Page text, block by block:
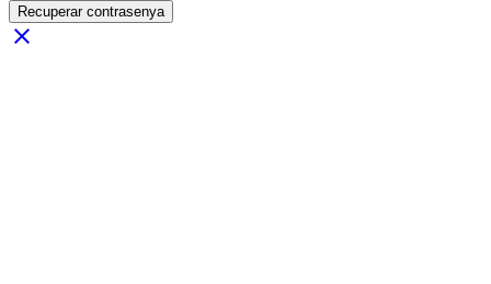
Recuperar contrasenya
close